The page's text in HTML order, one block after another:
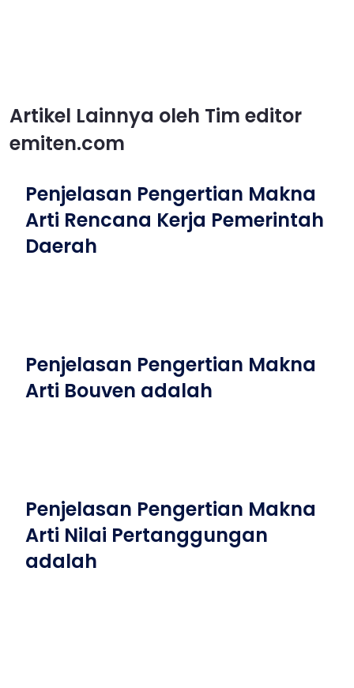
Artikel Lainnya oleh Tim editor
emiten.com
Penjelasan Pengertian Makna
Arti Rencana Kerja Pemerintah
Daerah
Penjelasan Pengertian Makna
Arti Bouven adalah
Penjelasan Pengertian Makna
Arti Nilai Pertanggungan
adalah